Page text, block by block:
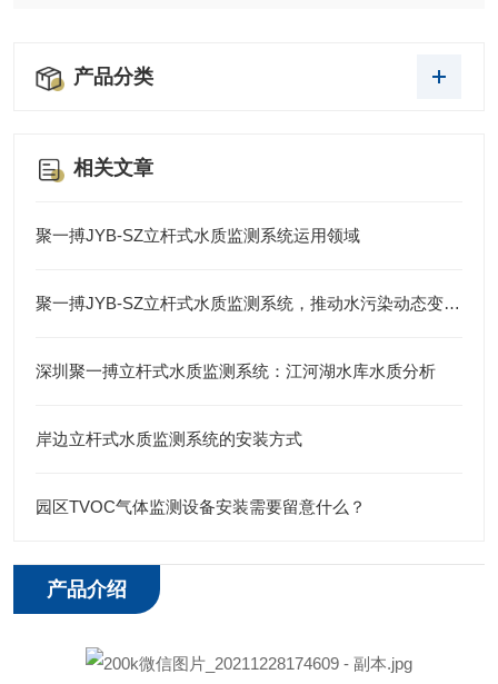
产品分类
相关文章
聚一搏JYB-SZ立杆式水质监测系统运用领域
聚一搏JYB-SZ立杆式水质监测系统，推动水污染动态变化分析
深圳聚一搏立杆式水质监测系统：江河湖水库水质分析
岸边立杆式水质监测系统的安装方式
园区TVOC气体监测设备安装需要留意什么？
产品介绍